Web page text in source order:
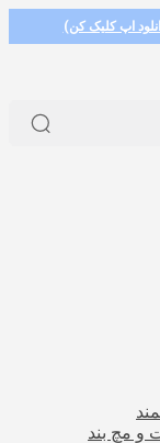
اپ کلیک کن)
مچ بند